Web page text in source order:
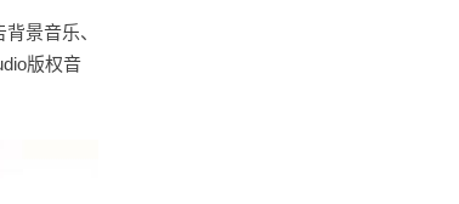
景音乐、
版权音